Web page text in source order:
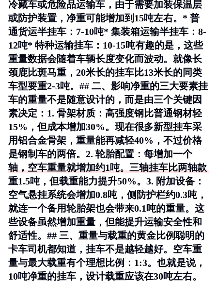
冷藏车或危险品运输车，由于需要加装保温层
或防护装置，净重可能增加到15吨左右。* 普
通货运半挂车：7-10吨* 集装箱运输半挂车：8-
12吨* 特种运输挂车：10-15吨有趣的是，这些
重量数据会随着车辆长度变化而波动。就像长
颈鹿比斑马重，20米长的挂车比13米长的同类
车型要重2-3吨。## 二、影响净重的三大要素挂
车的重量不是随意设计的，而是由三个关键因
素决定：1. 骨架材质 ：高强度钢比普通钢材轻
15%，但成本增加30%。现在很多新型挂车采
用铝合金骨架，重量能再减轻40%，不过价格
是钢制车的两倍。2. 轮胎配置 ：每增加一个
轴，空车重量就增加约1吨。三轴挂车比两轴款
重1.5吨，但载重能力提升50%。3. 附加设备 ：
空气悬挂系统会增加0.8吨，侧防护栏约0.3吨，
就连一个备用轮胎架也会带来0.1吨的重量。这
些设备虽然增加重量，但能提升运输安全性和
舒适性。## 三、重量与载重的黄金比例聪明的
卡车司机都知道，挂车不是越轻越好。空车重
量与最大载重有个理想比例：1:3。也就是说，
10吨净重的挂车，设计载重应该在30吨左右。